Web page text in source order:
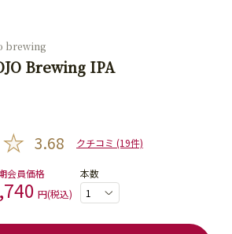
brewing
Brewing IPA
3.68 クチコミ (19件)
会員価格
円(税込)
本数